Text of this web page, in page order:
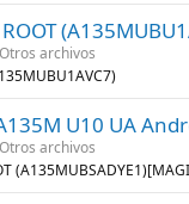
Otros archivos
U10 UA
Otros archivos